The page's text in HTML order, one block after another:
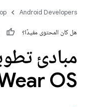
Android Developers
هل كان المحتوى مفيدًا؟
مبادئ
OS